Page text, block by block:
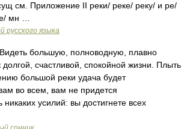
см. Приложение II реки/ реке/ реку/ и ре/
мн …
русского языка
большую, полноводную, плавно
долгой, счастливой, спокойной жизни. Плыть
большой реки удача будет
во всем, вам не придется
усилий: вы достигнете всех